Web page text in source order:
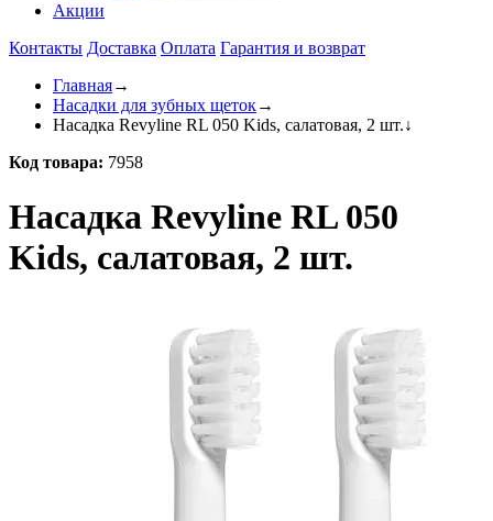
Акции
Контакты Доставка Оплата Гарантия и возврат
Главная→
Насадки для зубных щеток→
Насадка Revyline RL 050 Kids, салатовая, 2 шт.↓
Код товара: 7958
Насадка Revyline RL 050
Kids, салатовая, 2 шт.